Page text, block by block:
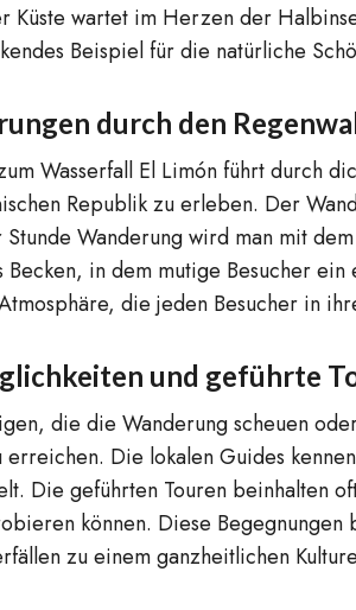
Küste wartet im Herzen der
Beispiel für die natürliche
durch den
Wasserfall El Limón führt durch
Republik zu erleben. Der
Wanderung wird man mit
Becken, in dem mutige Besucher
die jeden Besucher in
und geführte
die die Wanderung scheuen
erreichen. Die lokalen Guides
Die geführten Touren beinhalten
können. Diese
zu einem ganzheitlichen